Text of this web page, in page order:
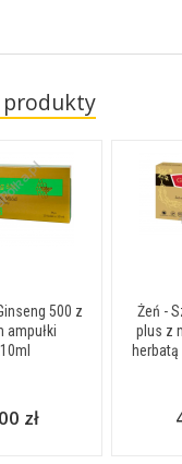
produkty
500 z
ampułki
zł
Żeń -
plus z
herbatą